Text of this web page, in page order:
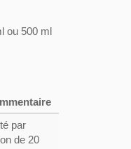
ou 500 ml
par
de 20